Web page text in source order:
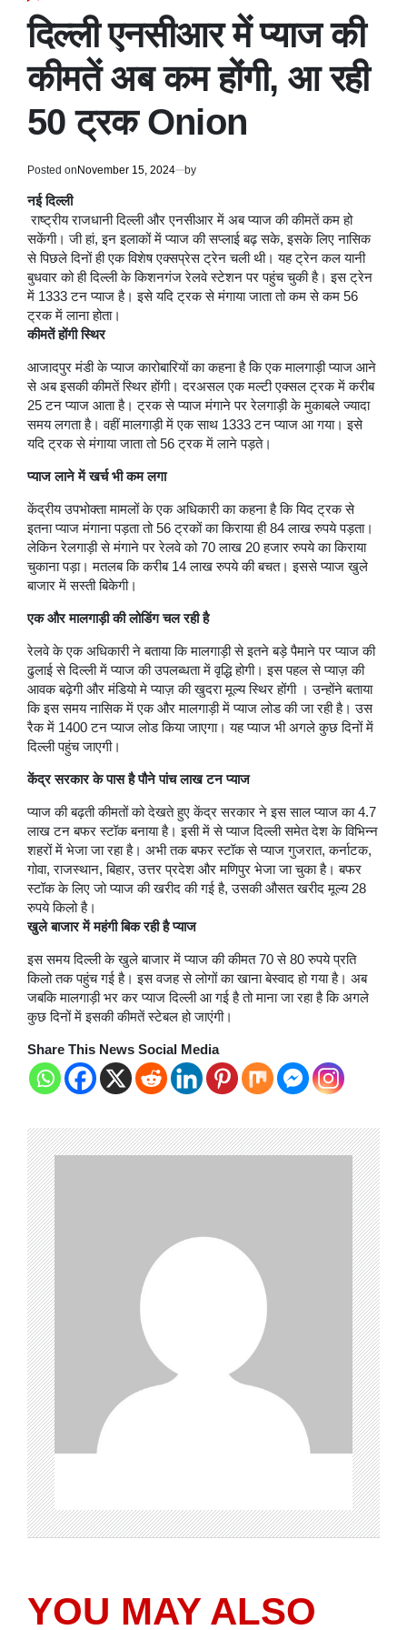
IN
दिल्ली एनसीआर में प्याज की
कीमतें अब कम होंगी, आ रही
50 ट्रक Onion
Posted onNovember 15, 2024 by
नई दिल्ली
राष्ट्रीय राजधानी दिल्ली और एनसीआर में अब प्याज की कीमतें कम हो
सकेंगी। जी हां, इन इलाकों में प्याज की सप्लाई बढ़ सके, इसके लिए नासिक
से पिछले दिनों ही एक विशेष एक्सप्रेस ट्रेन चली थी। यह ट्रेन कल यानी
बुधवार को ही दिल्ली के किशनगंज रेलवे स्टेशन पर पहुंच चुकी है। इस ट्रेन
में 1333 टन प्याज है। इसे यदि ट्रक से मंगाया जाता तो कम से कम 56
ट्रक में लाना होता।
कीमतें होंगी स्थिर
आजादपुर मंडी के प्याज कारोबारियों का कहना है कि एक मालगाड़ी प्याज आने
से अब इसकी कीमतें स्थिर होंगी। दरअसल एक मल्टी एक्सल ट्रक में करीब
25 टन प्याज आता है। ट्रक से प्याज मंगाने पर रेलगाड़ी के मुकाबले ज्यादा
समय लगता है। वहीं मालगाड़ी में एक साथ 1333 टन प्याज आ गया। इसे
यदि ट्रक से मंगाया जाता तो 56 ट्रक में लाने पड़ते।
प्याज लाने में खर्च भी कम लगा
केंद्रीय उपभोक्ता मामलों के एक अधिकारी का कहना है कि यिद ट्रक से
इतना प्याज मंगाना पड़ता तो 56 ट्रकों का किराया ही 84 लाख रुपये पड़ता।
लेकिन रेलगाड़ी से मंगाने पर रेलवे को 70 लाख 20 हजार रुपये का किराया
चुकाना पड़ा। मतलब कि करीब 14 लाख रुपये की बचत। इससे प्याज खुले
बाजार में सस्ती बिकेगी।
एक और मालगाड़ी की लोडिंग चल रही है
रेलवे के एक अधिकारी ने बताया कि मालगाड़ी से इतने बड़े पैमाने पर प्याज की
ढुलाई से दिल्ली में प्याज की उपलब्धता में वृद्धि होगी। इस पहल से प्याज़ की
आवक बढ़ेगी और मंडियो मे प्याज़ की खुदरा मूल्य स्थिर होंगी । उन्होंने बताया
कि इस समय नासिक में एक और मालगाड़ी में प्याज लोड की जा रही है। उस
रैक में 1400 टन प्याज लोड किया जाएगा। यह प्याज भी अगले कुछ दिनों में
दिल्ली पहुंच जाएगी।
केंद्र सरकार के पास है पौने पांच लाख टन प्याज
प्याज की बढ़ती कीमतों को देखते हुए केंद्र सरकार ने इस साल प्याज का 4.7
लाख टन बफर स्टॉक बनाया है। इसी में से प्याज दिल्ली समेत देश के विभिन्न
शहरों में भेजा जा रहा है। अभी तक बफर स्टॉक से प्याज गुजरात, कर्नाटक,
गोवा, राजस्थान, बिहार, उत्तर प्रदेश और मणिपुर भेजा जा चुका है। बफर
स्टॉक के लिए जो प्याज की खरीद की गई है, उसकी औसत खरीद मूल्य 28
रुपये किलो है।
खुले बाजार में महंगी बिक रही है प्याज
इस समय दिल्ली के खुले बाजार में प्याज की कीमत 70 से 80 रुपये प्रति
किलो तक पहुंच गई है। इस वजह से लोगों का खाना बेस्वाद हो गया है। अब
जबकि मालगाड़ी भर कर प्याज दिल्ली आ गई है तो माना जा रहा है कि अगले
कुछ दिनों में इसकी कीमतें स्टेबल हो जाएंगी।
Share This News Social Media
YOU MAY ALSO